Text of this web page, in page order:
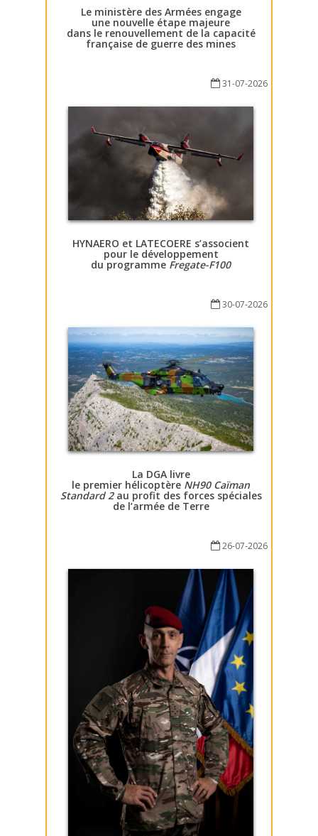
Le ministère des Armées engage
une nouvelle étape majeure
dans le renouvellement de la capacité
française de guerre des mines
31-07-2026
HYNAERO et LATECOERE s’associent
pour le développement
du programme Fregate-F100
30-07-2026
La DGA livre
le premier hélicoptère NH90 Caïman
Standard 2au profit des forces spéciales
de l’armée de Terre
26-07-2026